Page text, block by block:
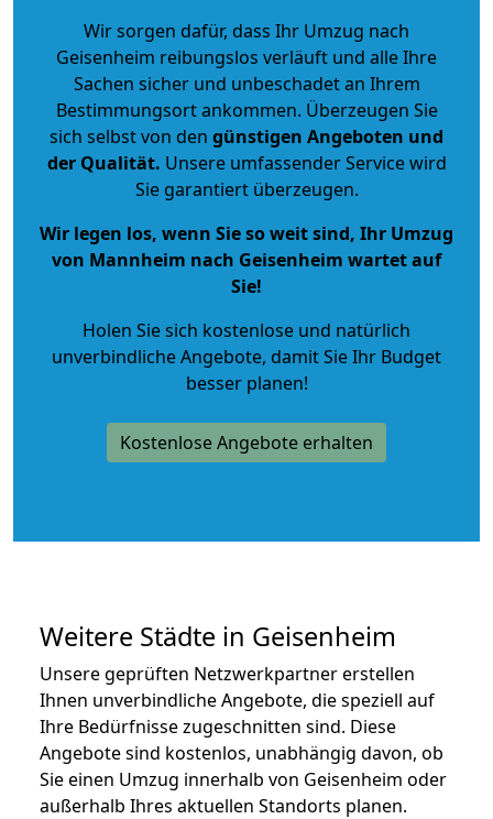
Wir sorgen dafür, dass Ihr Umzug nach
Geisenheim reibungslos verläuft und alle Ihre
Sachen sicher und unbeschadet an Ihrem
Bestimmungsort ankommen. Überzeugen Sie
sich selbst von den günstigen Angeboten und
der Qualität. Unsere umfassender Service wird
Sie garantiert überzeugen.
Wir legen los, wenn Sie so weit sind, Ihr Umzug
von Mannheim nach Geisenheim wartet auf
Sie!
Holen Sie sich kostenlose und natürlich
unverbindliche Angebote, damit Sie Ihr Budget
besser planen!
Kostenlose Angebote erhalten
Weitere Städte in Geisenheim
Unsere geprüften Netzwerkpartner erstellen
Ihnen unverbindliche Angebote, die speziell auf
Ihre Bedürfnisse zugeschnitten sind. Diese
Angebote sind kostenlos, unabhängig davon, ob
Sie einen Umzug innerhalb von Geisenheim oder
außerhalb Ihres aktuellen Standorts planen.